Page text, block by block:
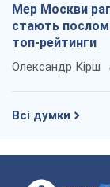
Мер Москви
стають послом
топ-рейтинги
Олександр Кірш
Всі думки